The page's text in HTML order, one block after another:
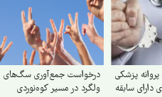
پزشکی
دارای سابقه
درخواست جمع‌آوری سگ‌های
ولگرد در مسیر کوه‌نوردی